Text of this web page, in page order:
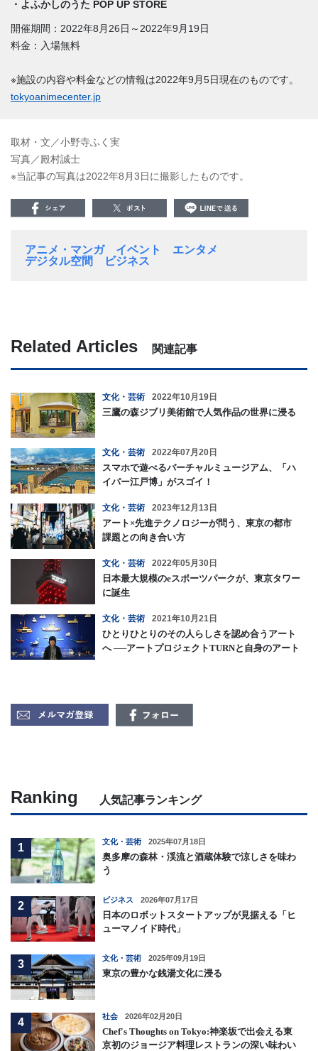
・よふかしのうた POP UP STORE
開催期間：2022年8月26日～2022年9月19日
料金：入場無料
※施設の内容や料金などの情報は2022年9月5日現在のものです。
tokyoanimecenter.jp
取材・文／小野寺ふく実
写真／殿村誠士
※当記事の写真は2022年8月3日に撮影したものです。
アニメ・マンガ イベント
エンタメ
デジタル空間
ビジネス
Related Articles 関連記事
文化・芸術 2022年10月19日
三鷹の森ジブリ美術館で人気作品の世界に浸る
文化・芸術 2022年07月20日
スマホで遊べるバーチャルミュージアム、「ハ
イパー江戸博」がスゴイ！
文化・芸術 2023年12月13日
アート×先進テクノロジーが問う、東京の都市
課題との向き合い方
文化・芸術 2022年05月30日
日本最大規模のeスポーツパークが、東京タワー
に誕生
文化・芸術 2021年10月21日
ひとりひとりのその人らしさを認め合うアート
へ ──アートプロジェクトTURNと自身のアート
Ranking 人気記事ランキング
1
文化・芸術 2025年07月18日
奥多摩の森林・渓流と酒蔵体験で涼しさを味わ
う
2
ビジネス 2026年07月17日
日本のロボットスタートアップが見据える「ヒ
ューマノイド時代」
3
文化・芸術 2025年09月19日
東京の豊かな銭湯文化に浸る
4
社会 2026年02月20日
Chef's Thoughts on Tokyo:神楽坂で出会える東
京初のジョージア料理レストランの深い味わい